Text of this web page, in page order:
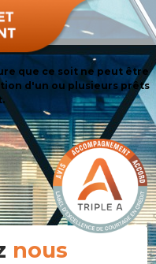
que ce soit ne peut être
d'un ou plusieurs prêts
nous